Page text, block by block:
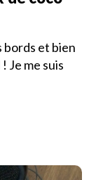
bords et bien
Je me suis